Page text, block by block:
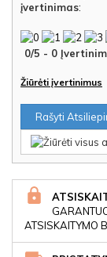
įvertinimas:
0/5 - 0
Žiūrėti įvertinimus
Rašyti
ATSISKAITYMO